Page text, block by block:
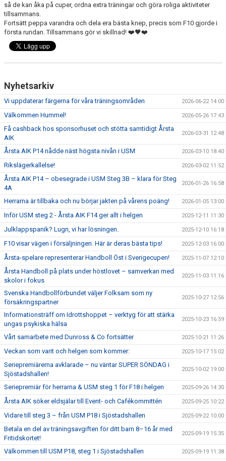
så de kan åka på cuper, ordna extra träningar och göra roliga aktiviteter
tillsammans.
Fortsätt peppa varandra och dela era bästa knep, precis som F10 gjorde i
första rundan. Tillsammans gör vi skillnad! ❤️🖤❤️
Nyhetsarkiv
Vi uppdaterar färgerna för våra träningsområden 2026-06-22 14:00
Välkommen Hummel! 2026-05-26 17:43
Få cashback hos sponsorhuset och stötta samtidigt Årsta
AIK
2026-03-31 12:48
Årsta AIK P14 nådde näst högsta nivån i USM 2026-03-10 18:40
Rikslägerkallelse! 2026-03-02 11:52
Årsta AIK P14 – obesegrade i USM Steg 3B – klara för Steg
4A
2026-01-26 16:58
Herrarna är tillbaka och nu börjar jakten på vårens poäng! 2026-01-05 13:00
Inför USM steg 2 - Årsta AIK F14 ger allt i helgen 2025-12-11 11:30
Julklappspanik? Lugn, vi har lösningen. 2025-12-10 16:18
F10 visar vägen i försäljningen. Här är deras bästa tips! 2025-12-03 16:00
Årsta-spelare representerar Handboll Öst i Sverigecupen! 2025-11-07 12:10
Årsta Handboll på plats under höstlovet – samverkan med
skolor i fokus
2025-11-03 11:16
Svenska Handbollförbundet väljer Folksam som ny
försäkringspartner
2025-10-27 12:56
Informationsträff om Idrottshoppet – verktyg för att stärka
ungas psykiska hälsa
2025-10-23 16:59
Vårt samarbete med Dunross & Co fortsätter 2025-10-21 11:26
Veckan som varit och helgen som kommer: 2025-10-17 15:02
Seriepremiärerna avklarade – nu väntar SUPER SÖNDAG i
Sjöstadshallen!
2025-10-02 19:00
Seriepremiär för herrarna & USM steg 1 för F18 i helgen 2025-09-26 14:30
Årsta AIK söker eldsjälar till Event- och Cafékommittén 2025-09-25 10:22
Vidare till steg 3 – från USM P18 i Sjöstadshallen 2025-09-22 10:00
Betala en del av träningsavgiften för ditt barn 8–16 år med
Fritidskortet!
2025-09-19 15:35
Välkommen till USM P18, steg 1 i Sjöstadshallen 2025-09-19 11:38